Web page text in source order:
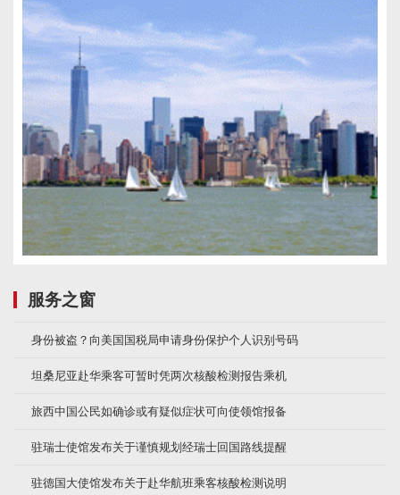
服务之窗
身份被盗？向美国国税局申请身份保护个人识别号码
坦桑尼亚赴华乘客可暂时凭两次核酸检测报告乘机
旅西中国公民如确诊或有疑似症状可向使领馆报备
驻瑞士使馆发布关于谨慎规划经瑞士回国路线提醒
驻德国大使馆发布关于赴华航班乘客核酸检测说明